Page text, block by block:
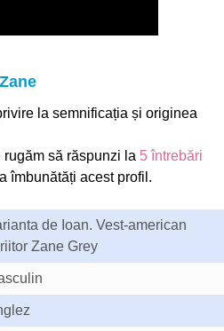
la semnificația și originea
rugăm să răspunzi la 5 întrebări
îmbunătăți acest profil.
de Ioan. Vest-american
Zane Grey